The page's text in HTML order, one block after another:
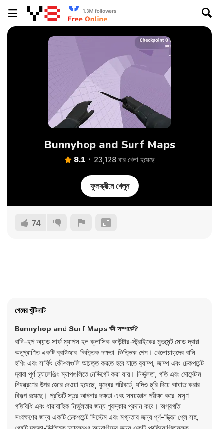
Bunnyhop and Surf Maps
8.1 23,128 বার খেলা হয়েছে
ফুলস্ক্রীনে খেলুন
74
গেমের খুঁটিনাটি
Bunnyhop and Surf Maps কী সম্পর্কে?
বানি-হপ অ্যান্ড সার্ফ ম্যাপস হল ক্লাসিক কাউন্টার-স্ট্রাইকের মুভমেন্ট মোড দ্বারা
অনুপ্রাণিত একটি ব্রাউজার-ভিত্তিক দক্ষতা-ভিত্তিক গেম। খেলোয়াড়দের বানি-
হপিং এবং সার্ফিং কৌশলগুলি আয়ত্ত করতে হবে যাতে র‍্যাম্প, জাম্প এবং চেকপয়েন্ট
দ্বারা পূর্ণ চ্যালেঞ্জিং ম্যাপগুলিতে নেভিগেট করা যায়। নির্ভুলতা, গতি এবং মোমেন্টাম
নিয়ন্ত্রণের উপর জোর দেওয়া হয়েছে, যুদ্ধের পরিবর্তে, যদিও ছুরি দিয়ে আঘাত করার
বিকল্প রয়েছে। প্রতিটি স্তর আপনার দক্ষতা এবং সময়জ্ঞান পরীক্ষা করে, মসৃণ
গতিবিধি এবং ধারাবাহিক নির্ভুলতার জন্য পুরস্কার প্রদান করে। অগ্রগতি
সংরক্ষণের জন্য একটি চেকপয়েন্ট সিস্টেম এবং মগ্নতার জন্য পূর্ণ-স্ক্রিন প্লে সহ,